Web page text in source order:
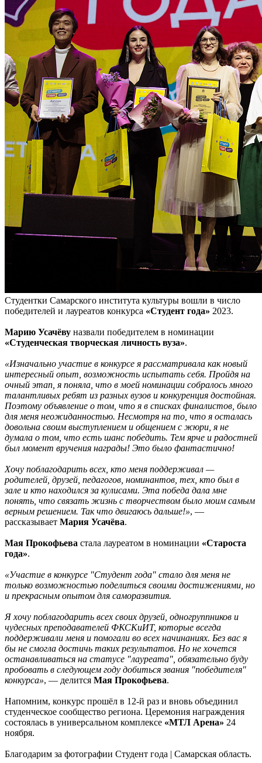
Студентки Самарского института культуры вошли в число
победителей и лауреатов конкурса «Студент года» 2023.
Марию Усачёву назвали победителем в номинации
«Студенческая творческая личность вуза».
«Изначально участие в конкурсе я рассматривала как новый
интересный опыт, возможность испытать себя. Пройдя на
очный этап, я поняла, что в моей номинации собралось много
талантливых ребят из разных вузов и конкуренция достойная.
Поэтому объявление о том, что я в списках финалистов, было
для меня неожиданностью. Несмотря на то, что я осталась
довольна своим выступлением и общением с жюри, я не
думала о том, что есть шанс победить. Тем ярче и радостней
был момент вручения награды! Это было фантастично!
Хочу поблагодарить всех, кто меня поддерживал —
родителей, друзей, педагогов, номинантов, тех, кто был в
зале и кто находился за кулисами. Эта победа дала мне
понять, что связать жизнь с творчеством было моим самым
верным решением. Так что двигаюсь дальше!», —
рассказывает Мария Усачёва.
Мая Прокофьева стала лауреатом в номинации «Староста
года».
«Участие в конкурсе "Студент года" стало для меня не
только возможностью поделиться своими достижениями, но
и прекрасным опытом для саморазвития.
Я хочу поблагодарить всех своих друзей, одногруппников и
чудесных преподавателей ФКСКиИТ, которые всегда
поддерживали меня и помогали во всех начинаниях. Без вас я
бы не смогла достичь таких результатов. Но не хочется
останавливаться на статусе "лауреата", обязательно буду
пробовать в следующем году добиться звания "победителя"
конкурса», — делится Мая Прокофьева.
Напомним, конкурс прошёл в 12-й раз и вновь объединил
студенческое сообщество региона. Церемония награждения
состоялась в универсальном комплексе «МТЛ Арена» 24
ноября.
Благодарим за фотографии Студент года | Самарская область.